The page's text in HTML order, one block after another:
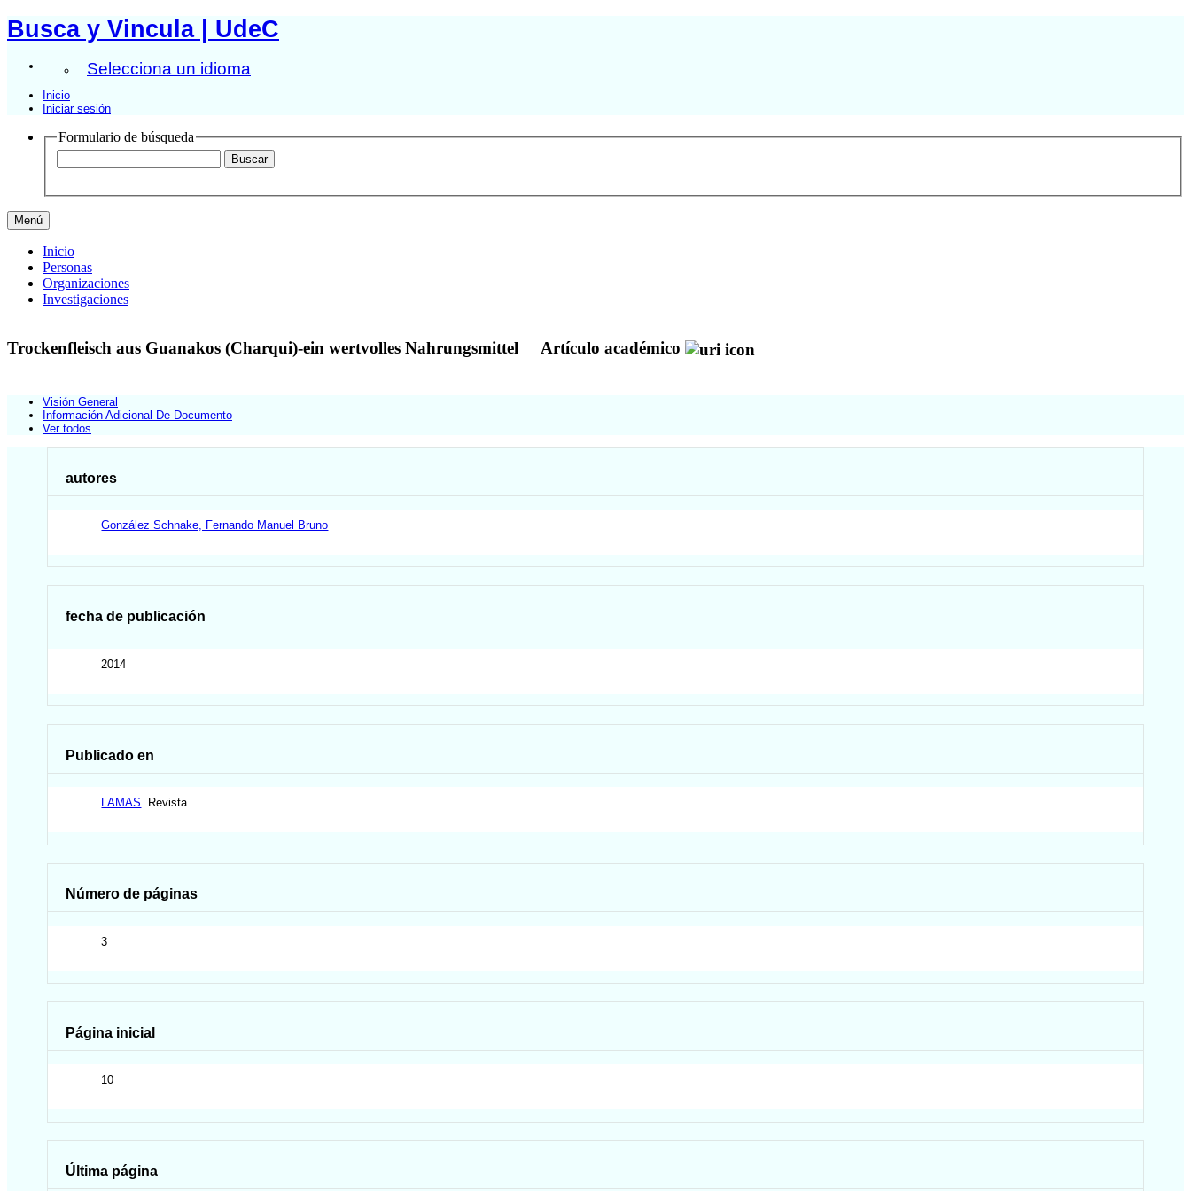
Busca y Vincula | UdeC
Selecciona un idioma
Inicio
Iniciar sesión
Formulario de búsqueda
Menú
Inicio
Personas
Organizaciones
Investigaciones
Trockenfleisch aus Guanakos (Charqui)-ein wertvolles Nahrungsmittel Artículo académico
Visión General
Información Adicional De Documento
Ver todos
autores
González Schnake, Fernando Manuel Bruno
fecha de publicación
2014
Publicado en
LAMAS Revista
Número de páginas
3
Página inicial
10
Última página